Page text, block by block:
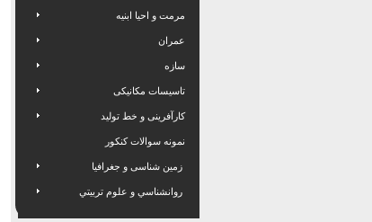
مرمت و احیا ابنیه
عمران
سازه
تاسیسات مکانیکی
کارآفرینی و خط تولید
نمونه سوالات کنکور
زمین شناسی و جغرافیا
روانشناسي و علوم تربيتي